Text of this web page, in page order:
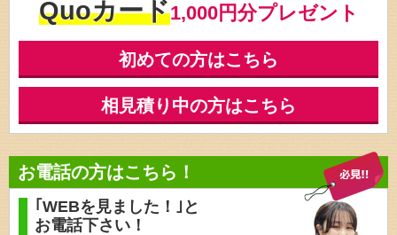
Quoカード1,000円分プレゼント
初めての方はこちら
相見積り中の方はこちら
お電話の方はこちら！
｢WEBを見ました！｣と
お電話下さい！